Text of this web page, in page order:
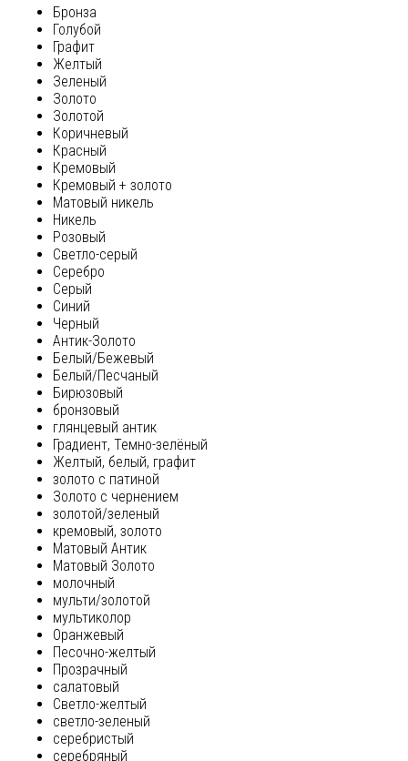
Бронза
Голубой
Графит
Желтый
Зеленый
Золото
Золотой
Коричневый
Красный
Кремовый
Кремовый + золото
Матовый никель
Никель
Розовый
Светло-серый
Серебро
Серый
Синий
Черный
Антик-Золото
Белый/Бежевый
Белый/Песчаный
Бирюзовый
бронзовый
глянцевый антик
Градиент, Темно-зелёный
Желтый, белый, графит
золото с патиной
Золото с чернением
золотой/зеленый
кремовый, золото
Матовый Антик
Матовый Золото
молочный
мульти/золотой
мультиколор
Оранжевый
Песочно-желтый
Прозрачный
салатовый
Светло-желтый
светло-зеленый
серебристый
серебряный